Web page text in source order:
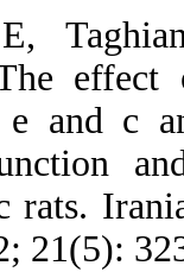
17.
tissue of